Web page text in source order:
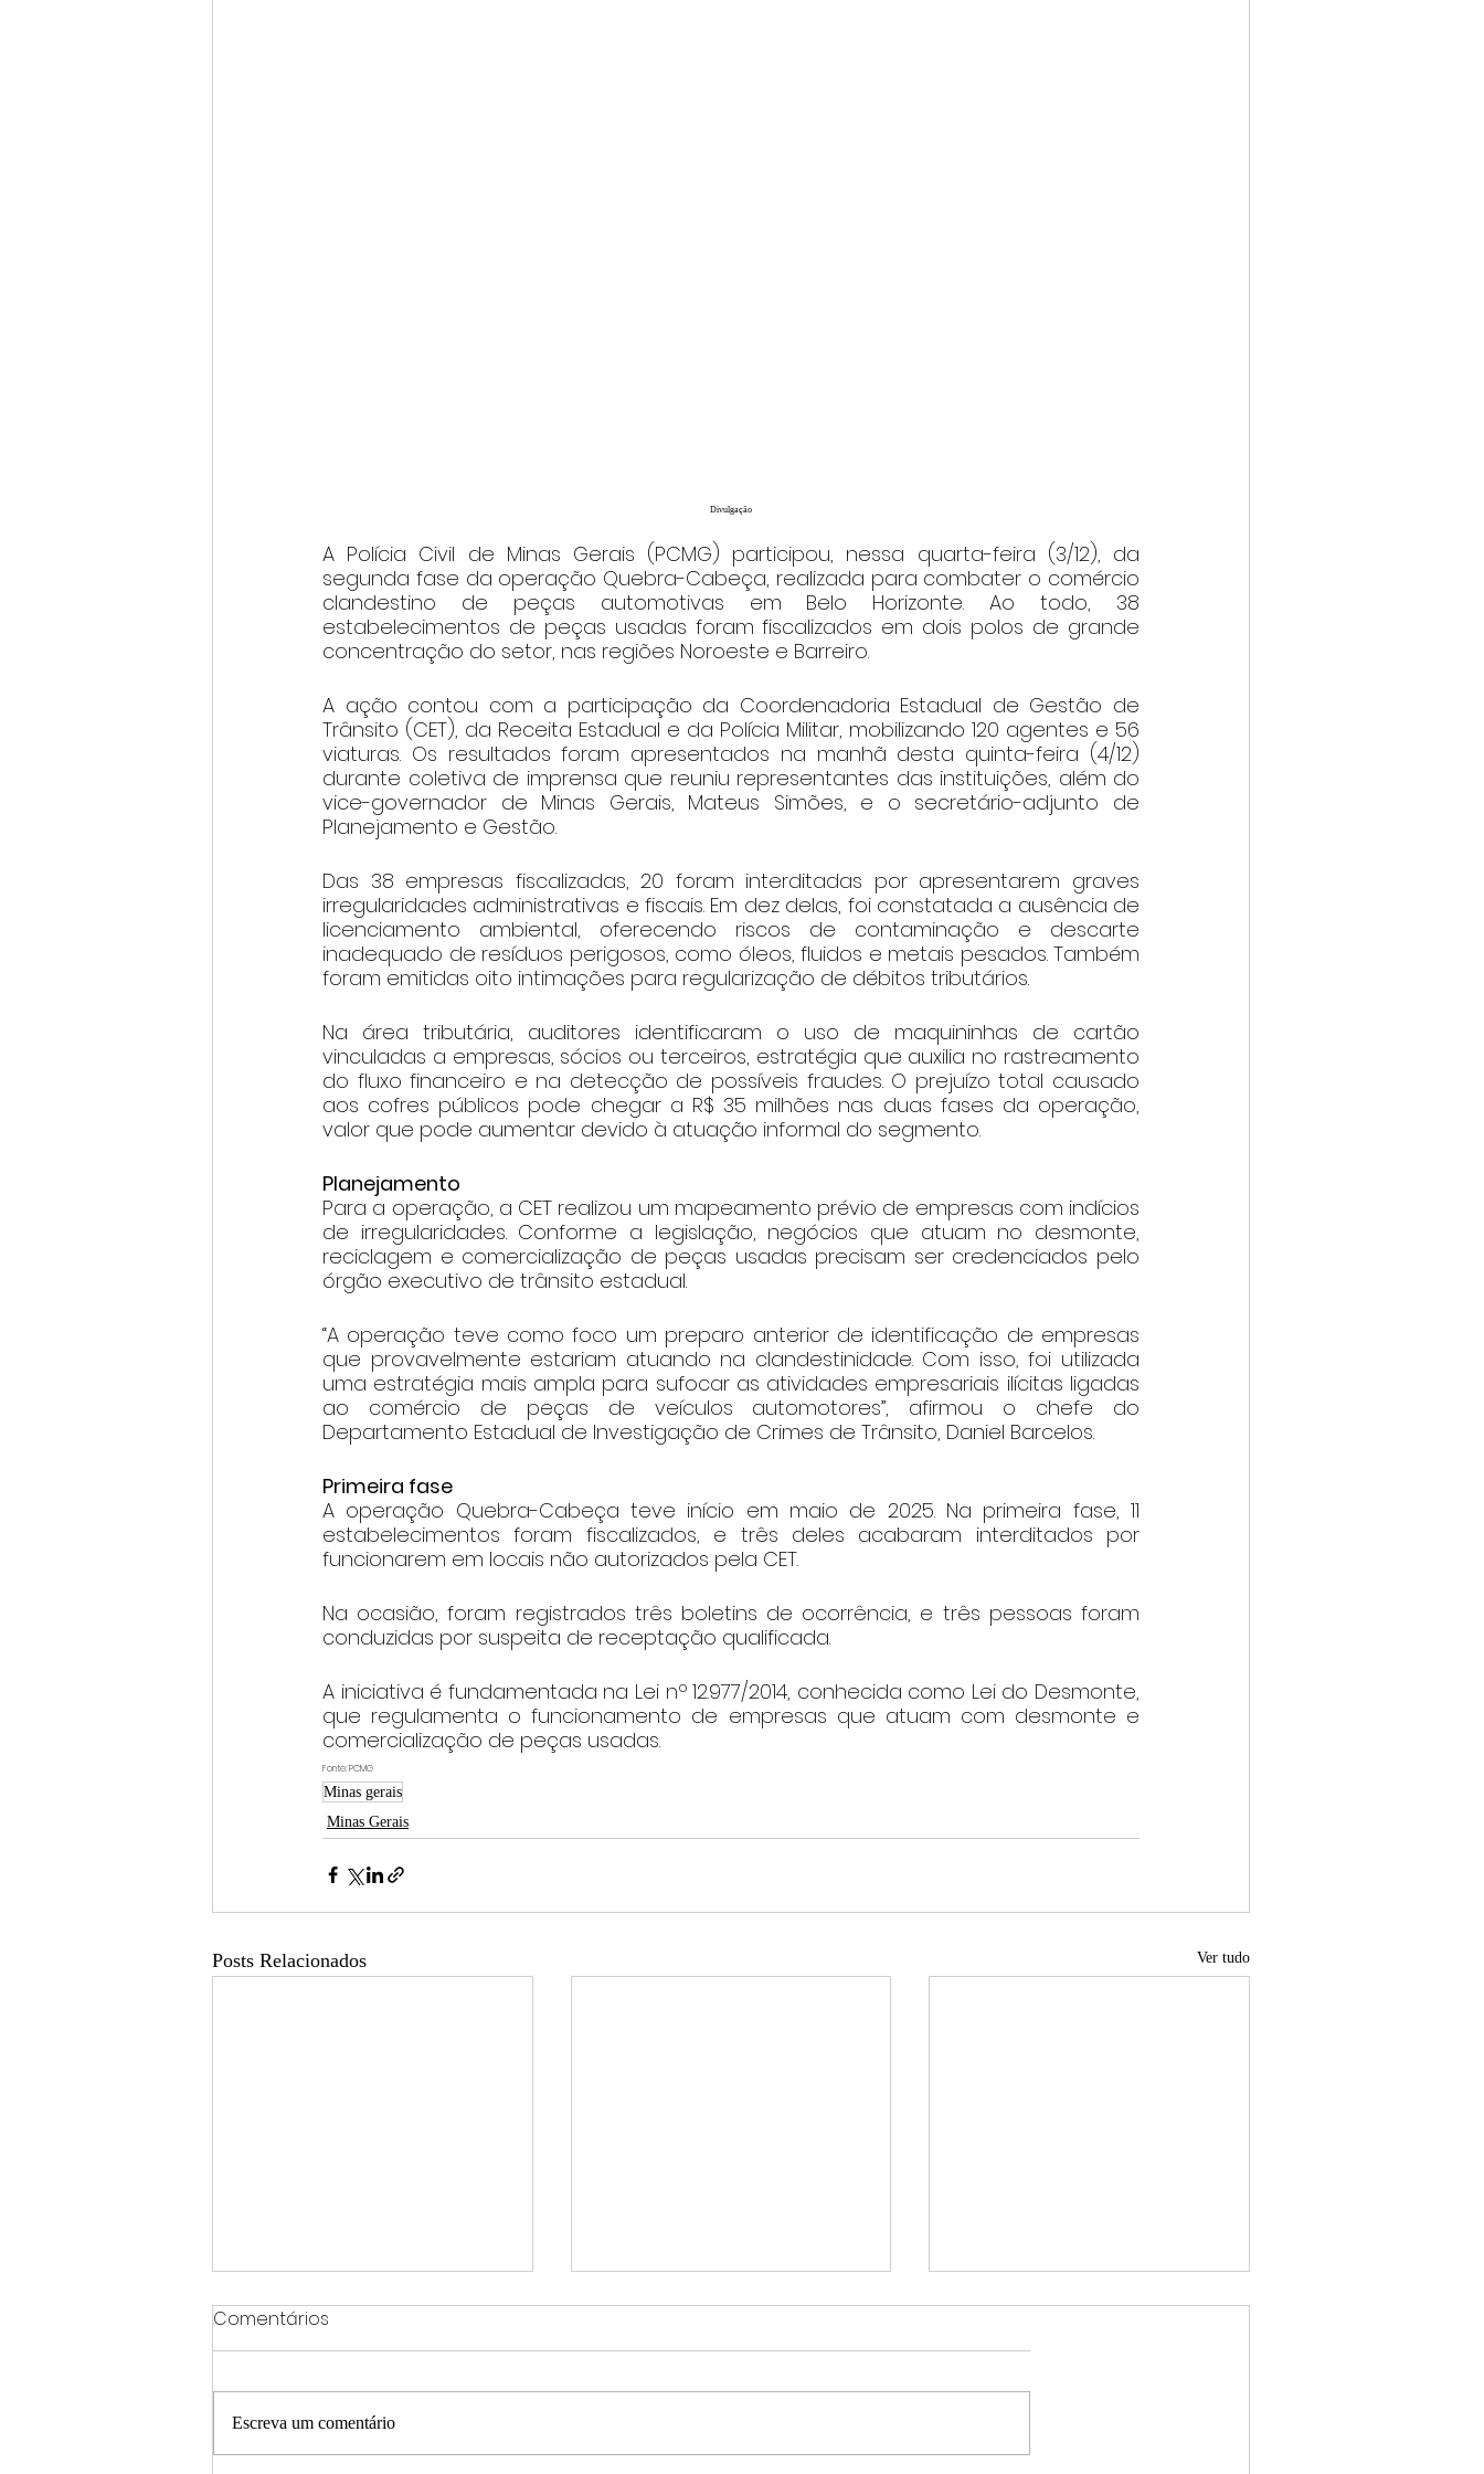
Divulgação
A Polícia Civil de Minas Gerais (PCMG) participou, nessa quarta-feira (3/12), da
segunda fase da operação Quebra-Cabeça, realizada para combater o comércio
clandestino de peças automotivas em Belo Horizonte. Ao todo, 38
estabelecimentos de peças usadas foram fiscalizados em dois polos de grande
concentração do setor, nas regiões Noroeste e Barreiro.
A ação contou com a participação da Coordenadoria Estadual de Gestão de
Trânsito (CET), da Receita Estadual e da Polícia Militar, mobilizando 120 agentes e 56
viaturas. Os resultados foram apresentados na manhã desta quinta-feira (4/12)
durante coletiva de imprensa que reuniu representantes das instituições, além do
vice-governador de Minas Gerais, Mateus Simões, e o secretário-adjunto de
Planejamento e Gestão.
Das 38 empresas fiscalizadas, 20 foram interditadas por apresentarem graves
irregularidades administrativas e fiscais. Em dez delas, foi constatada a ausência de
licenciamento ambiental, oferecendo riscos de contaminação e descarte
inadequado de resíduos perigosos, como óleos, fluidos e metais pesados. Também
foram emitidas oito intimações para regularização de débitos tributários.
Na área tributária, auditores identificaram o uso de maquininhas de cartão
vinculadas a empresas, sócios ou terceiros, estratégia que auxilia no rastreamento
do fluxo financeiro e na detecção de possíveis fraudes. O prejuízo total causado
aos cofres públicos pode chegar a R$ 35 milhões nas duas fases da operação,
valor que pode aumentar devido à atuação informal do segmento.
Planejamento
Para a operação, a CET realizou um mapeamento prévio de empresas com indícios
de irregularidades. Conforme a legislação, negócios que atuam no desmonte,
reciclagem e comercialização de peças usadas precisam ser credenciados pelo
órgão executivo de trânsito estadual.
“A operação teve como foco um preparo anterior de identificação de empresas
que provavelmente estariam atuando na clandestinidade. Com isso, foi utilizada
uma estratégia mais ampla para sufocar as atividades empresariais ilícitas ligadas
ao comércio de peças de veículos automotores”, afirmou o chefe do
Departamento Estadual de Investigação de Crimes de Trânsito, Daniel Barcelos.
Primeira fase
A operação Quebra-Cabeça teve início em maio de 2025. Na primeira fase, 11
estabelecimentos foram fiscalizados, e três deles acabaram interditados por
funcionarem em locais não autorizados pela CET.
Na ocasião, foram registrados três boletins de ocorrência, e três pessoas foram
conduzidas por suspeita de receptação qualificada.
A iniciativa é fundamentada na Lei nº 12.977/2014, conhecida como Lei do Desmonte,
que regulamenta o funcionamento de empresas que atuam com desmonte e
comercialização de peças usadas.
Fonte: PCMG
Minas gerais
Minas Gerais
Posts Relacionados Ver tudo
Comentários
Escreva um comentário